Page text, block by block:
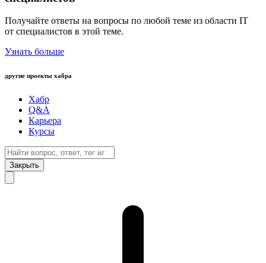
Получайте ответы на вопросы по любой теме из области IT
от специалистов в этой теме.
Узнать больше
другие проекты хабра
Хабр
Q&A
Карьера
Курсы
Закрыть